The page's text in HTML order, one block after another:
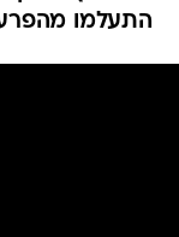
התעלמו